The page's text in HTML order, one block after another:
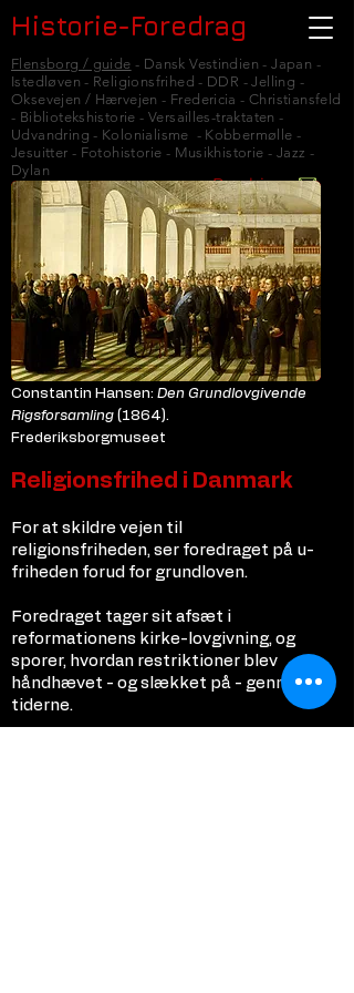
Historie-Foredrag
Flensborg / guide - Dansk Vestindien - Japan -
Istedløven - Religionsfrihed - DDR - Jelling -
Oksevejen / Hærvejen - Fredericia - Christiansfeld
- Bibliotekshistorie - Versailles-traktaten -
Udvandring - Kolonialisme - Kobbermølle -
Jesuitter - Fotohistorie - Musikhistorie - Jazz -
Dylan
Booking
Constantin Hansen: Den Grundlovgivende
Rigsforsamling (1864).
Frederiksborgmuseet
Religionsfrihed i Danmark
For at skildre vejen til
religionsfriheden, ser foredraget på u-
friheden forud for grundloven.
Foredraget tager sit afsæt i
reformationens kirke-lovgivning, og
sporer, hvordan restriktioner blev
håndhævet - og slækket på - gennem
tiderne.